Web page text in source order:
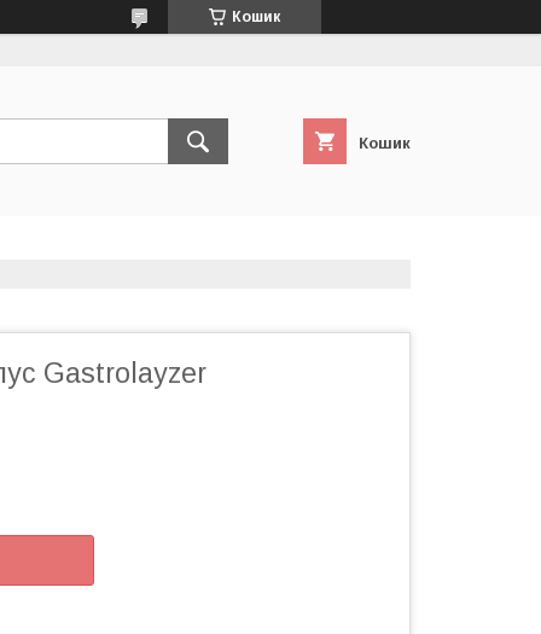
Кошик
Кошик
Gastrolayzer